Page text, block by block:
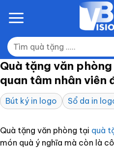
Tìm
kiếm:
Quà tặng văn
quan tâm nhân viên
Bút ký in logo Sổ da in
Quà tặng văn phòng tại quà
món quà ý nghĩa mà còn là